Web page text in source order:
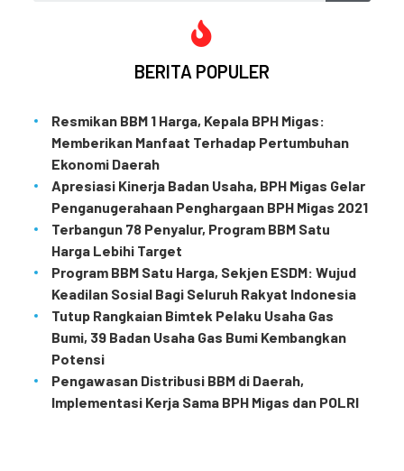
BERITA POPULER
Resmikan BBM 1 Harga, Kepala BPH Migas:
Memberikan Manfaat Terhadap Pertumbuhan
Ekonomi Daerah
Apresiasi Kinerja Badan Usaha, BPH Migas Gelar
Penganugerahaan Penghargaan BPH Migas 2021
Terbangun 78 Penyalur, Program BBM Satu
Harga Lebihi Target
Program BBM Satu Harga, Sekjen ESDM: Wujud
Keadilan Sosial Bagi Seluruh Rakyat Indonesia
Tutup Rangkaian Bimtek Pelaku Usaha Gas
Bumi, 39 Badan Usaha Gas Bumi Kembangkan
Potensi
Pengawasan Distribusi BBM di Daerah,
Implementasi Kerja Sama BPH Migas dan POLRI